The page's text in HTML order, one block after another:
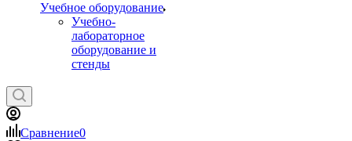
Учебное оборудование
Учебно-
лабораторное
оборудование и
стенды
Сравнение0